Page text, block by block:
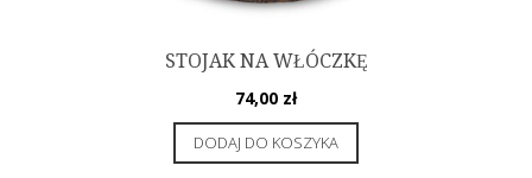
STOJAK NA WŁÓCZKĘ
74,00 zł
DODAJ DO KOSZYKA